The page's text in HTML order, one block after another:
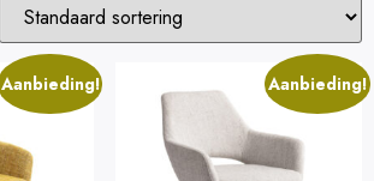
Aanbieding! Aanbieding!